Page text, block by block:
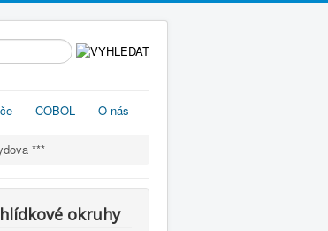
COBOL O nás
***
okruhy